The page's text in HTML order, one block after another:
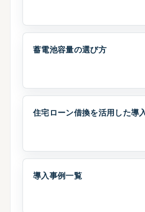
蓄電池容量の選び方
住宅ローン借換を活用した導
導入事例一覧